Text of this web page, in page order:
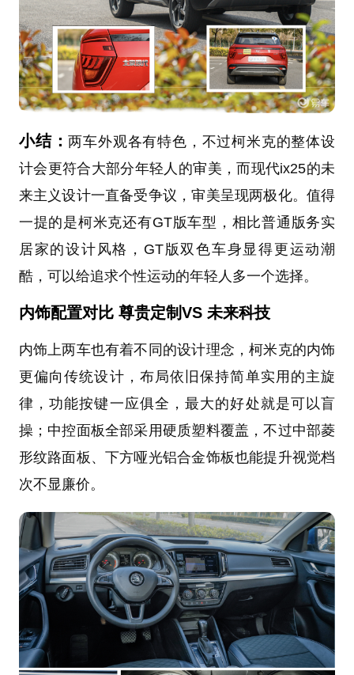
小结：两车外观各有特色，不过柯米克的整体设
计会更符合大部分年轻人的审美，而现代ix25的未
来主义设计一直备受争议，审美呈现两极化。值得
一提的是柯米克还有GT版车型，相比普通版务实
居家的设计风格，GT版双色车身显得更运动潮
酷，可以给追求个性运动的年轻人多一个选择。
内饰配置对比 尊贵定制VS 未来科技
内饰上两车也有着不同的设计理念，柯米克的内饰
更偏向传统设计，布局依旧保持简单实用的主旋
律，功能按键一应俱全，最大的好处就是可以盲
操；中控面板全部采用硬质塑料覆盖，不过中部菱
形纹路面板、下方哑光铝合金饰板也能提升视觉档
次不显廉价。